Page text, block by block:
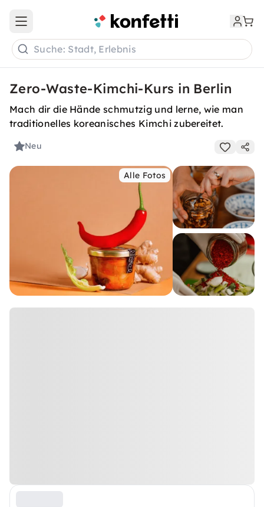
Open main menu
Suche: Stadt, Erlebnis
Zero-Waste-Kimchi-Kurs in Berlin
Mach dir die Hände schmutzig und lerne, wie man
traditionelles koreanisches Kimchi zubereitet.
Neu
Alle Fotos